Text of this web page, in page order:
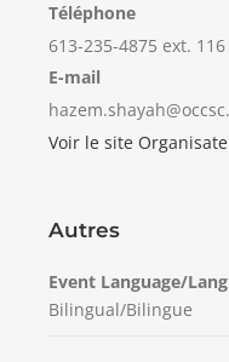
Téléphone
613-235-4875 ext. 116
E-mail
Voir le site
Autres
Event Language/
Bilingual/Bilingue